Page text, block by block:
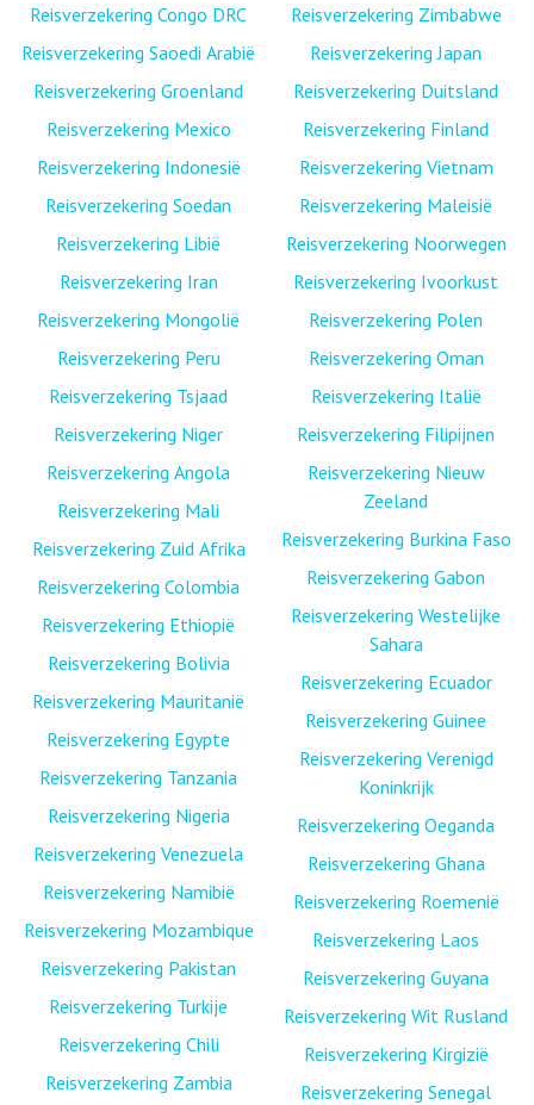
Reisverzekering Congo DRC
Reisverzekering Saoedi Arabië
Reisverzekering Groenland
Reisverzekering Mexico
Reisverzekering Indonesië
Reisverzekering Soedan
Reisverzekering Libië
Reisverzekering Iran
Reisverzekering Mongolië
Reisverzekering Peru
Reisverzekering Tsjaad
Reisverzekering Niger
Reisverzekering Angola
Reisverzekering Mali
Reisverzekering Zuid Afrika
Reisverzekering Colombia
Reisverzekering Ethiopië
Reisverzekering Bolivia
Reisverzekering Mauritanië
Reisverzekering Egypte
Reisverzekering Tanzania
Reisverzekering Nigeria
Reisverzekering Venezuela
Reisverzekering Namibië
Reisverzekering Mozambique
Reisverzekering Pakistan
Reisverzekering Turkije
Reisverzekering Chili
Reisverzekering Zambia
Reisverzekering Zimbabwe
Reisverzekering Japan
Reisverzekering Duitsland
Reisverzekering Finland
Reisverzekering Vietnam
Reisverzekering Maleisië
Reisverzekering Noorwegen
Reisverzekering Ivoorkust
Reisverzekering Polen
Reisverzekering Oman
Reisverzekering Italië
Reisverzekering Filipijnen
Reisverzekering Nieuw
Zeeland
Reisverzekering Burkina Faso
Reisverzekering Gabon
Reisverzekering Westelijke
Sahara
Reisverzekering Ecuador
Reisverzekering Guinee
Reisverzekering Verenigd
Koninkrijk
Reisverzekering Oeganda
Reisverzekering Ghana
Reisverzekering Roemenië
Reisverzekering Laos
Reisverzekering Guyana
Reisverzekering Wit Rusland
Reisverzekering Kirgizië
Reisverzekering Senegal